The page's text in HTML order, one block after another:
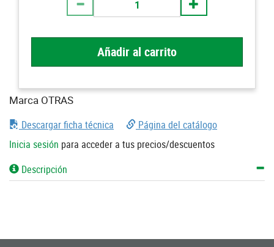
Añadir al carrito
Marca OTRAS
Descargar ficha técnica
Página del catálogo
Inicia sesión para acceder a tus precios/descuentos
Descripción